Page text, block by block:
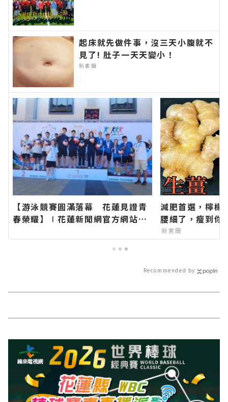
新的在地資訊！
起床就先做件事，沒三天小腹就不
見了! 肚子一天天變小！
新素簡
【游泳競賽圓滿落幕 花蓮見證青
春榮耀】∣花蓮新聞網官方網站各
新的在地資訊！
減肥首選，檸檬
腰細了，瘦到你
新素簡
Recommended by